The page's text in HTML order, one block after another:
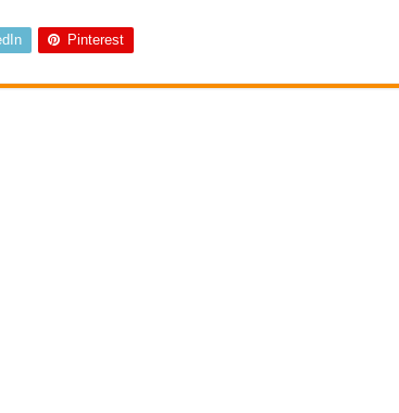
Pinterest